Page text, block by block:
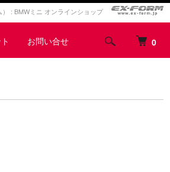
: BMWミニ オンラインショップ
0
お問い合せ